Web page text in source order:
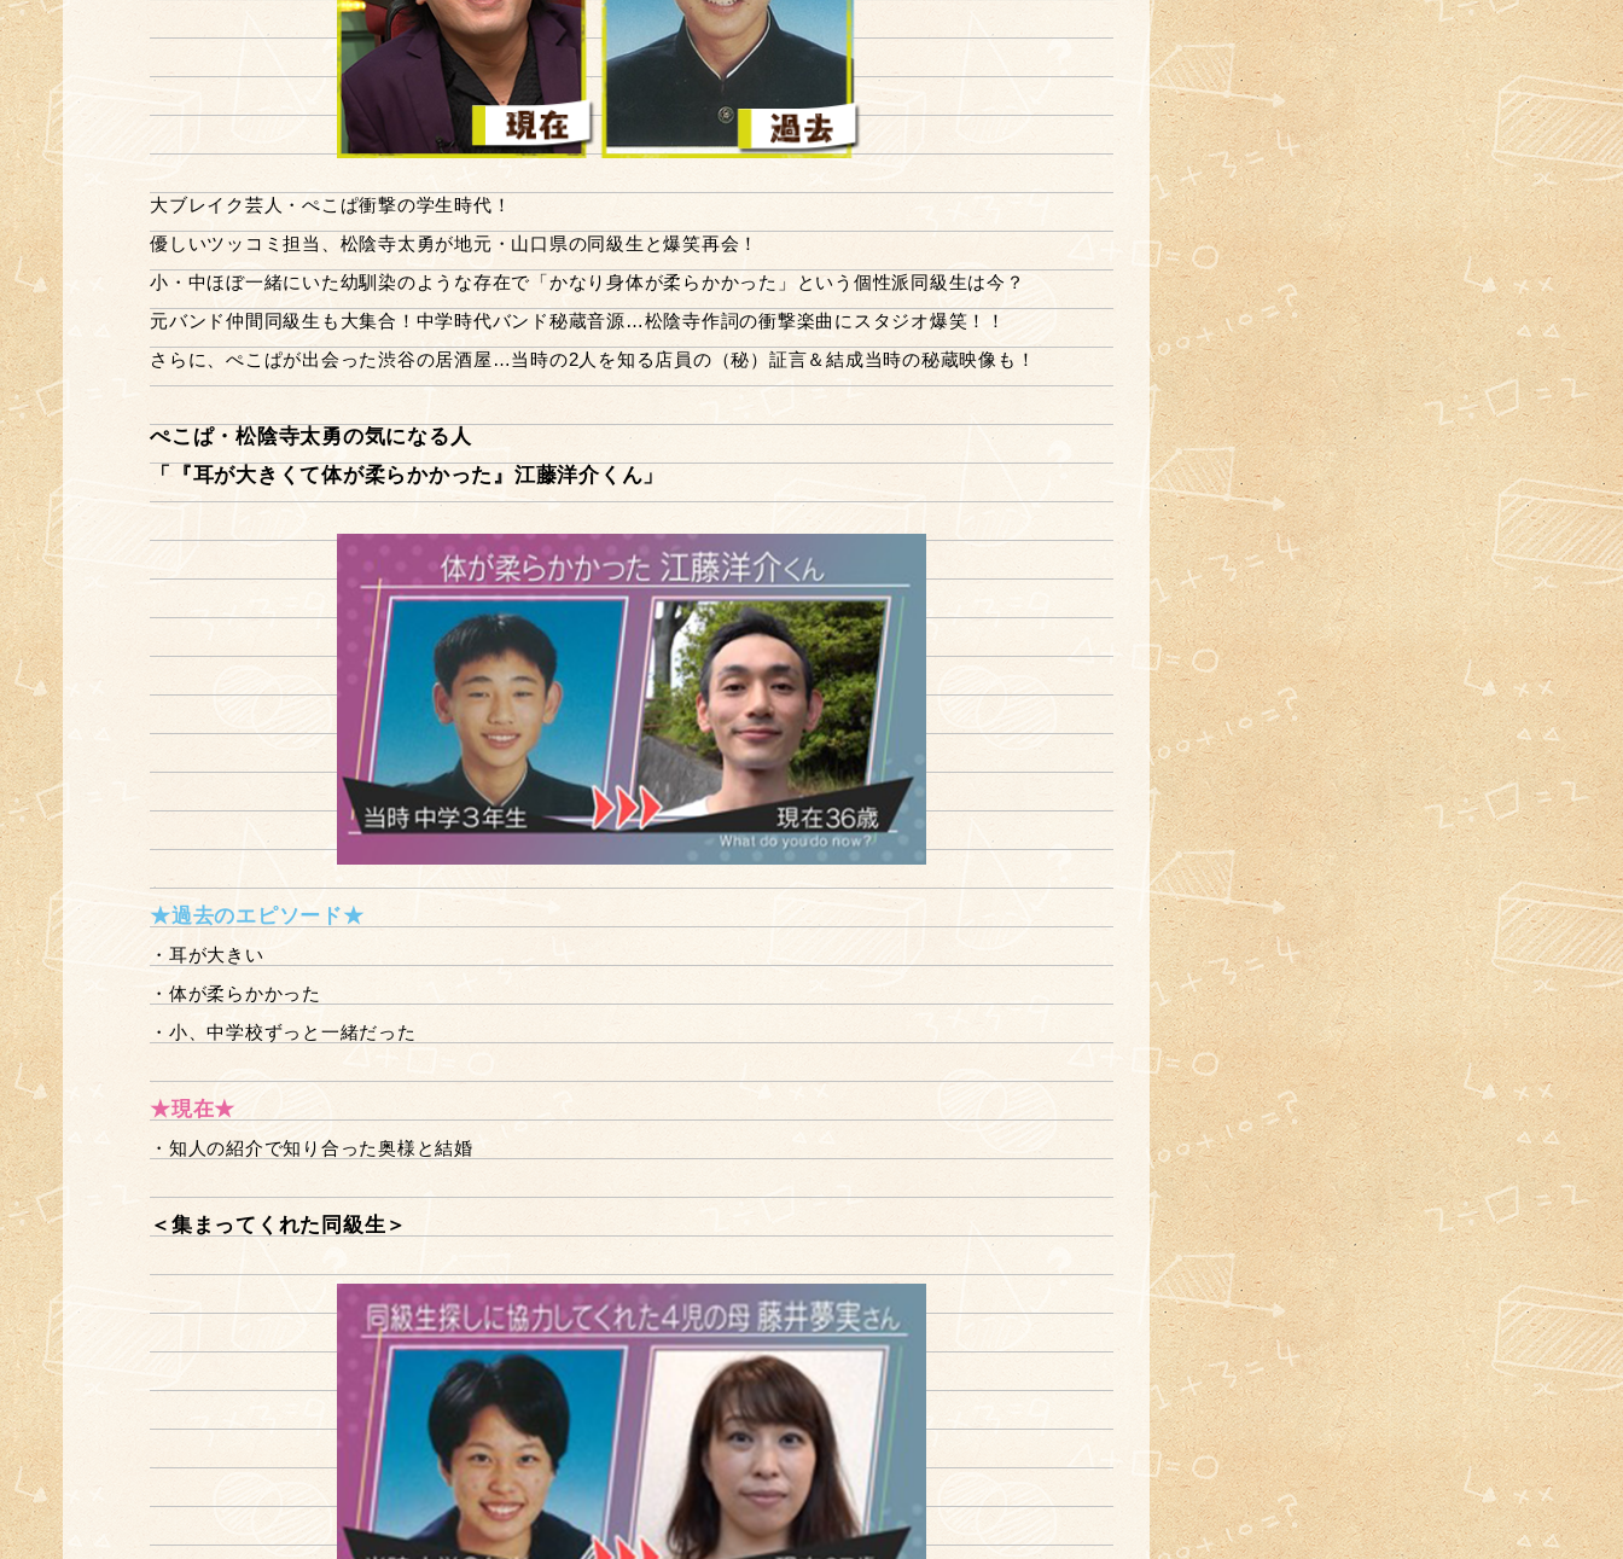
大ブレイク芸人・ぺこぱ衝撃の学生時代！
優しいツッコミ担当、松陰寺太勇が地元・山口県の同級生と爆笑再会！
小・中ほぼ一緒にいた幼馴染のような存在で「かなり身体が柔らかかった」という個性派同級生は今？
元バンド仲間同級生も大集合！中学時代バンド秘蔵音源…松陰寺作詞の衝撃楽曲にスタジオ爆笑！！
さらに、ぺこぱが出会った渋谷の居酒屋…当時の2人を知る店員の（秘）証言＆結成当時の秘蔵映像も！
ぺこぱ・松陰寺太勇の気になる人
「『耳が大きくて体が柔らかかった』江藤洋介くん」
★過去のエピソード★
・耳が大きい
・体が柔らかかった
・小、中学校ずっと一緒だった
★現在★
・知人の紹介で知り合った奥様と結婚
＜集まってくれた同級生＞